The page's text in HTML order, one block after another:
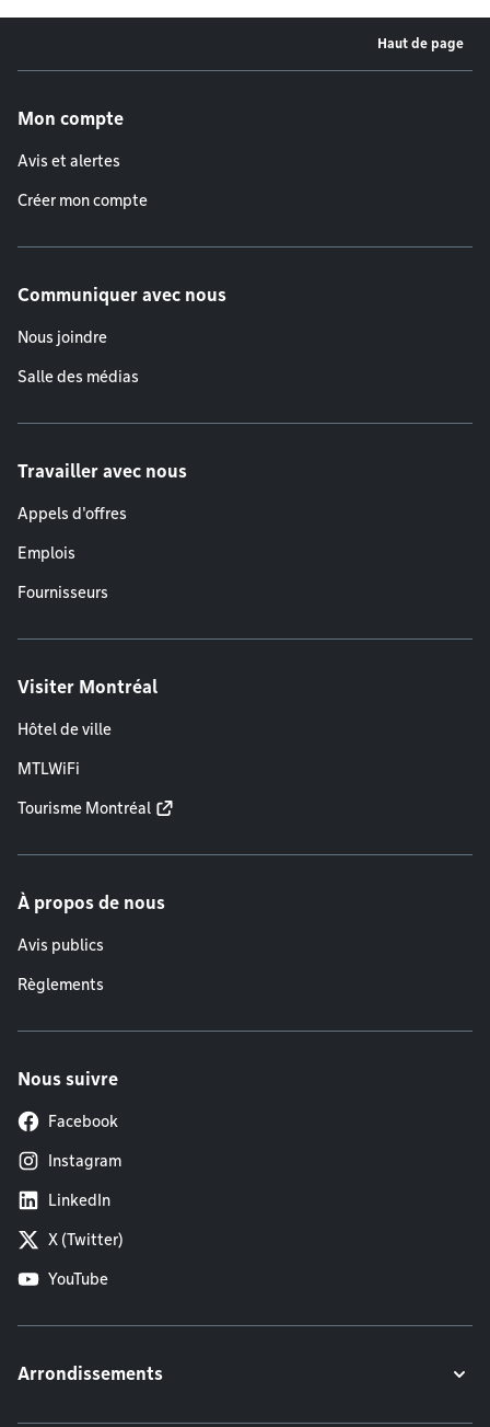
Haut de page
Mon compte
Avis et alertes
Créer mon compte
Communiquer avec nous
Nous joindre
Salle des médias
Travailler avec nous
Appels d'offres
Emplois
Fournisseurs
Visiter Montréal
Hôtel de ville
MTLWiFi
Tourisme Montréal
À propos de nous
Avis publics
Règlements
Nous suivre
Facebook
Instagram
LinkedIn
X (Twitter)
YouTube
Arrondissements